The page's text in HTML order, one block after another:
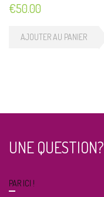
€50.00
AJOUTER AU PANIER
UNE QUESTION?
PAR ICI !